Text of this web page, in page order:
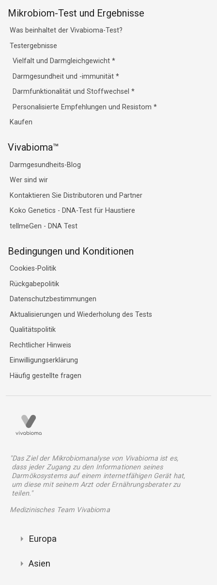
Mikrobiom-Test und Ergebnisse
Was beinhaltet der Vivabioma-Test?
Testergebnisse
Vielfalt und Darmgleichgewicht*
Darmgesundheit und -immunität*
Darmfunktionalität und Stoffwechsel*
Personalisierte Empfehlungen und Resistom*
Kaufen
Vivabioma™
Darmgesundheits-Blog
Wer sind wir
Kontaktieren Sie Distributoren und Partner
Koko Genetics - DNA-Test für Haustiere
tellmeGen - DNA Test
Bedingungen und Konditionen
Cookies-Politik
Rückgabepolitik
Datenschutzbestimmungen
Aktualisierungen und Wiederholung des Tests
Qualitätspolitik
Rechtlicher Hinweis
Einwilligungserklärung
Häufig gestellte fragen
"Das Ziel der Mikrobiomanalyse von Vivabioma ist es,
dass jeder Zugang zu den Informationen seines
Darmökosystems auf einem internetfähigen Gerät hat,
um diese mit seinem Arzt oder Ernährungsberater zu
teilen."
Medizinisches Team Vivabioma
Europa
Asien